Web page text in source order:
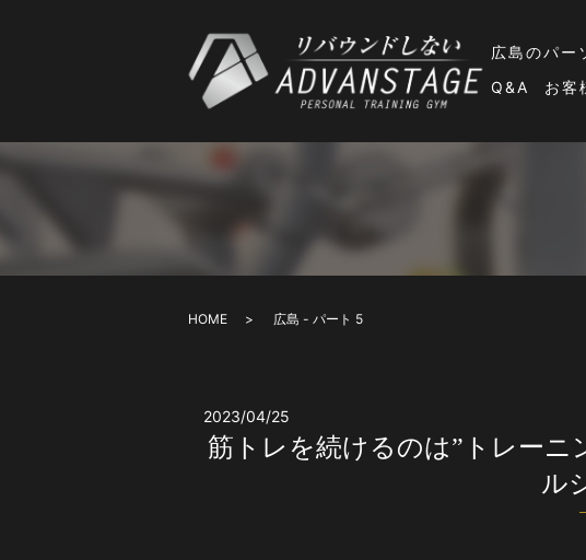
広島のパ
Q&A
お客
HOME 広島 - パート 5
2023/04/25
筋トレを続けるのは”トレー
ル